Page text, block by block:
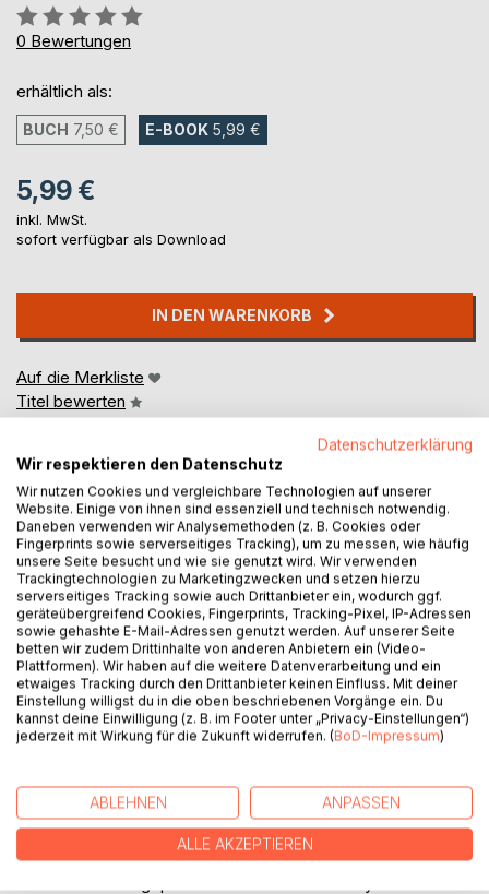
Bewertung::
0%
0 Bewertungen
erhältlich als:
BUCH 7,50 € E-BOOK 5,99 €
5,99 €
inkl. MwSt.
sofort verfügbar als Download
IN DEN WARENKORB
Auf die Merkliste
Titel bewerten
BESCHREIBUNG
Lysander ist Stückeschreiber für das Theater.
Leidenschaftlich, aber erfolglos. Keines seiner Stücke
wurde je gespielt. Doch da ist noch die schöne Mariella, in
die sich Lysander verliebt. Und ihr Vater, der geldgierige
Direktor des Theaters, der Lysander einen Handel
vorschlägt: Gelingt es Lysander, ein gutes Stück für das
Doch kaum macht Lysander sich ans Werk, macht das
Werk sich an ihn: Alle seine Figuren – Bösewichte wie
Helden – entwickeln ein unberechenbares Eigenleben.
Datenschutzerklärung
Wir respektieren den Datenschutz
Wir nutzen Cookies und vergleichbare Technologien auf unserer
Website. Einige von ihnen sind essenziell und technisch notwendig.
Daneben verwenden wir Analysemethoden (z. B. Cookies oder
Fingerprints sowie serverseitiges Tracking), um zu messen, wie häufig
unsere Seite besucht und wie sie genutzt wird. Wir verwenden
Trackingtechnologien zu Marketingzwecken und setzen hierzu
serverseitiges Tracking sowie auch Drittanbieter ein, wodurch ggf.
geräteübergreifend Cookies, Fingerprints, Tracking-Pixel, IP-Adressen
sowie gehashte E-Mail-Adressen genutzt werden. Auf unserer Seite
betten wir zudem Drittinhalte von anderen Anbietern ein (Video-
Plattformen). Wir haben auf die weitere Datenverarbeitung und ein
etwaiges Tracking durch den Drittanbieter keinen Einfluss. Mit deiner
Einstellung willigst du in die oben beschriebenen Vorgänge ein. Du
kannst deine Einwilligung (z. B. im Footer unter „Privacy-Einstellungen“)
jederzeit mit Wirkung für die Zukunft widerrufen. (BoD-Impressum)
ABLEHNEN ANPASSEN
ALLE AKZEPTIEREN